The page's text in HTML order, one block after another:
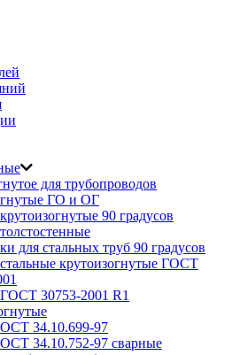
для трубопроводов
ГО и ОГ
90 градусов
для стальных труб 90 градусов
крутоизогнутые ГОСТ
30753-2001 R1
34.10.699-97
34.10.752-97 сварные